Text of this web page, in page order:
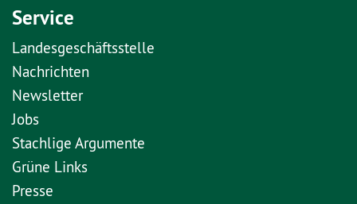
Service
Landesgeschäftsstelle
Nachrichten
Newsletter
Jobs
Stachlige Argumente
Grüne Links
Presse